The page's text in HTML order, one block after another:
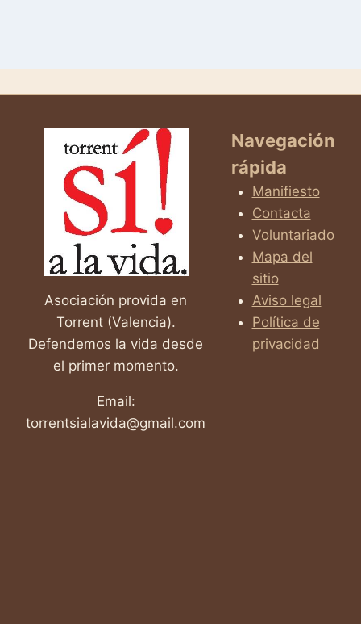
Asociación provida en
Torrent (Valencia).
Defendemos la vida desde
el primer momento.
Email:
torrentsialavida@gmail.com
Navegación
rápida
Manifiesto
Contacta
Voluntariado
Mapa del
sitio
Aviso legal
Política de
privacidad